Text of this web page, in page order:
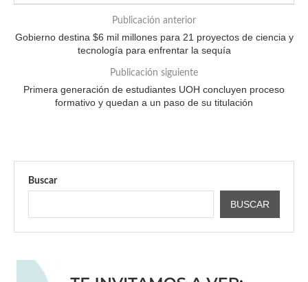
Publicación anterior
Gobierno destina $6 mil millones para 21 proyectos de ciencia y
tecnología para enfrentar la sequía
Publicación siguiente
Primera generación de estudiantes UOH concluyen proceso
formativo y quedan a un paso de su titulación
Buscar
BUSCAR